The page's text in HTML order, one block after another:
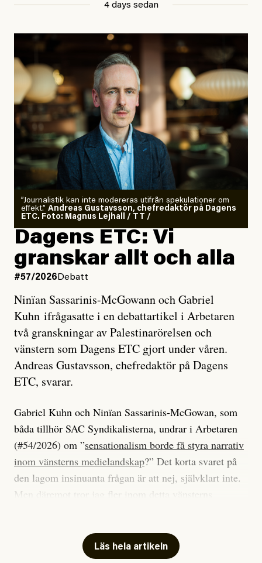
4 days sedan
”Journalistik kan inte modereras utifrån spekulationer om
effekt.” Andreas Gustavsson, chefredaktör på Dagens
ETC. Foto: Magnus Lejhall / TT /
Dagens ETC: Vi
granskar allt och alla
#57/2026 Debatt
Ninïan Sassarinis-McGowann och Gabriel
Kuhn ifrågasatte i en debattartikel i Arbetaren
två granskningar av Palestinarörelsen och
vänstern som Dagens ETC gjort under våren.
Andreas Gustavsson, chefredaktör på Dagens
ETC, svarar.
Gabriel Kuhn och Ninïan Sassarinis-McGowan, som
båda tillhör SAC Syndikalisterna, undrar i Arbetaren
(#54/2026) om ”sensationalism borde få styra narrativ
inom vänsterns medielandskap?” Det korta svaret på
den lagom insinuanta frågan är att nej, självklart inte.
Men däremot tror jag fler inom detta vänsterns
journalistik som vänder sig till många snarare än att
jaga inbördes beundran. Det har i alla fall fungerat för
Läs hela artikeln